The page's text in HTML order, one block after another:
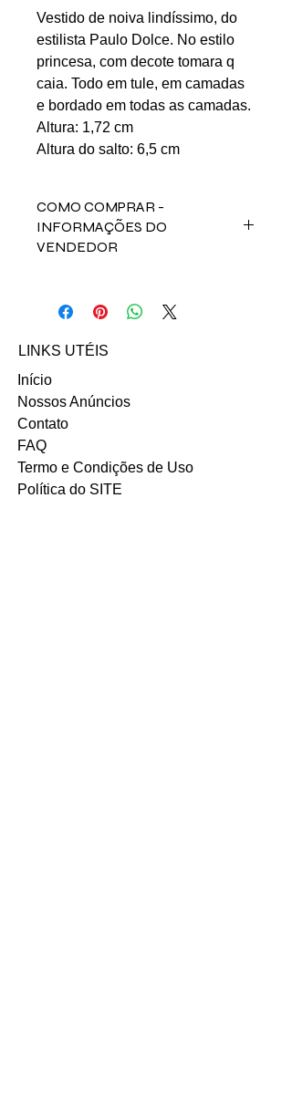
Vestido de noiva lindíssimo, do
estilista Paulo Dolce. No estilo
princesa, com decote tomara q
caia. Todo em tule, em camadas
e bordado em todas as camadas.
Altura: 1,72 cm
Altura do salto: 6,5 cm
COMO COMPRAR -
INFORMAÇÕES DO
VENDEDOR
Abrão nos contatos abaixo abaixo:
Email: robertaabrao9@gmail.com
INSTAGRAM
LINKS UTÉIS
Início
Nossos Anúncios
Contato
FAQ
Termo e Condições de Uso
Política do SITE